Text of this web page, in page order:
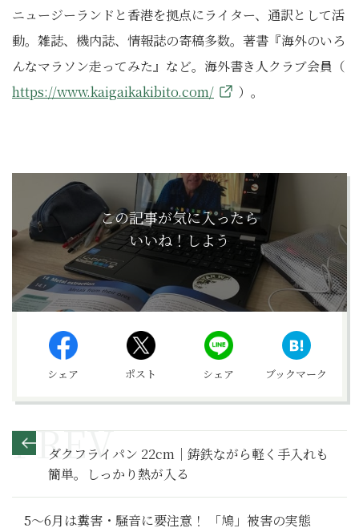
ニュージーランドと香港を拠点にライター、通訳として活
動。雑誌、機内誌、情報誌の寄稿多数。著書『海外のいろ
んなマラソン走ってみた』など。海外書き人クラブ会員（
https://www.kaigaikakibito.com/
）。
この記事が気に入ったら
いいね！しよう
シェア ポスト シェア ブックマーク
ダクフライパン 22cm｜鋳鉄ながら軽く手入れも
簡単。しっかり熱が入る
5～6月は糞害・騒音に要注意！ 「鳩」被害の実態